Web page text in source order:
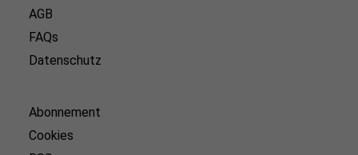
AGB
FAQs
Datenschutz
Abonnement
Cookies